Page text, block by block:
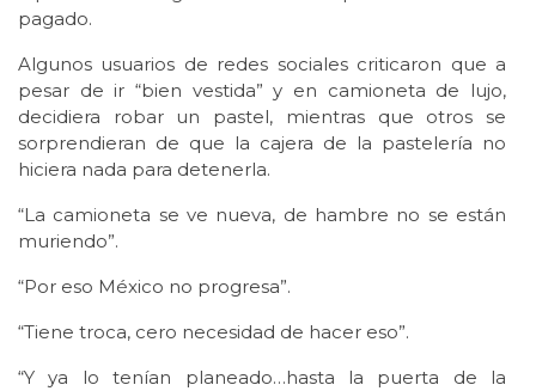
pagado.
Algunos usuarios de redes sociales criticaron que a
pesar de ir “bien vestida” y en camioneta de lujo,
decidiera robar un pastel, mientras que otros se
sorprendieran de que la cajera de la pastelería no
hiciera nada para detenerla.
“La camioneta se ve nueva, de hambre no se están
muriendo”.
“Por eso México no progresa”.
“Tiene troca, cero necesidad de hacer eso”.
“Y ya lo tenían planeado…hasta la puerta de la